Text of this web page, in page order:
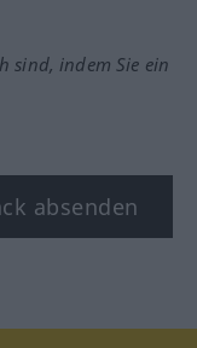
sind, indem Sie ein
absenden